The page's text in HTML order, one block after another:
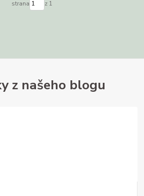
strana z 1
z našeho blogu